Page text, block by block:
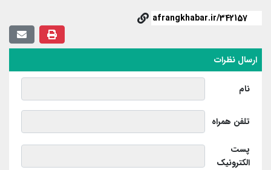
ارسال نظرات
نام
تلفن همراه
پست
الکترونیک